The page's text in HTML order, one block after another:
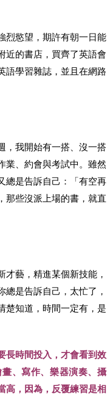
烈慾望，期許有朝一日能
近的書店，買齊了英語會
語學習雜誌，並且在網路
，我開始有一搭、沒一搭
業、約會與考試中。雖然
總是告訴自己：「有空再
那些沒派上場的書，就直
藝，精進某個新技能，
是告訴自己，太忙了，
楚知道，時間一定有，是
長時間投入，才會看到效
、寫作、樂器演奏、攝
高，因為，反覆練習是相